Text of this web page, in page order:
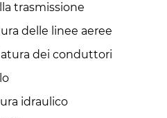
trasmissione
delle linee aeree
dei conduttori
idraulico